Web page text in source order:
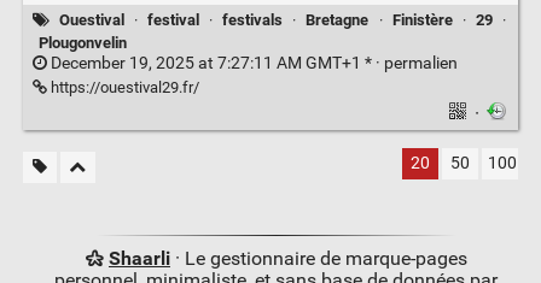
Ouestival · festival · festivals · Bretagne · Finistère · 29
·
Plougonvelin
December 19, 2025 at 7:27:11 AM GMT+1 * · permalien
https://ouestival29.fr/
·
20 50 100
Shaarli· Le gestionnaire de marque-pages